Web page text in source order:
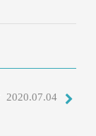
2020.07.04